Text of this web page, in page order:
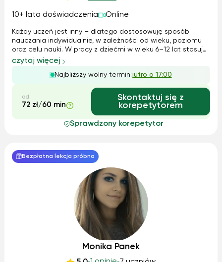
10+ lata doświadczenia Online
Każdy uczeń jest inny – dlatego dostosowuję sposób
nauczania indywidualnie, w zależności od wieku, poziomu
oraz celu nauki. W pracy z dziećmi w wieku 6–12 lat stosuję
metodę SBS (Story-Based Sequence), która opiera się na
nauce poprzez opowieści, obrazy i interaktywne ćwiczenia.
Dzięki temu dzieci u...
czytaj więcej
Najbliższy wolny termin:jutro o 17:00
od
72 zł/60 min
Skontaktuj się z
korepetytorem
Sprawdzony korepetytor
Bezpłatna lekcja próbna
Monika Panek